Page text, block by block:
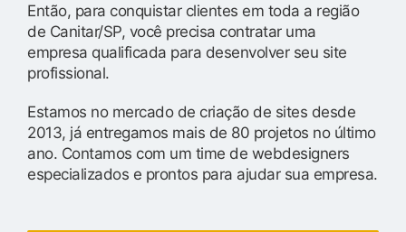
Então, para conquistar clientes em toda a região
de Canitar/SP, você precisa contratar uma
empresa qualificada para desenvolver seu site
profissional.
Estamos no mercado de criação de sites desde
2013, já entregamos mais de 80 projetos no último
ano. Contamos com um time de webdesigners
especializados e prontos para ajudar sua empresa.